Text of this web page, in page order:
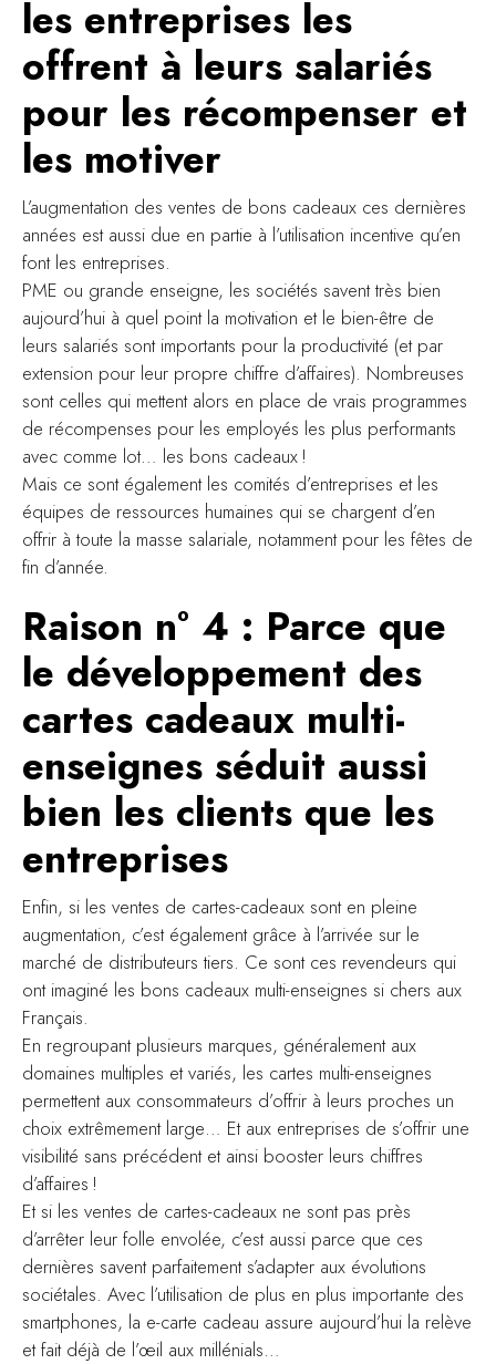
les entreprises les
offrent à leurs salariés
pour les récompenser et
les motiver
L’augmentation des ventes de bons cadeaux ces dernières
années est aussi due en partie à l’utilisation incentive qu’en
font les entreprises.
PME ou grande enseigne, les sociétés savent très bien
aujourd’hui à quel point la motivation et le bien-être de
leurs salariés sont importants pour la productivité (et par
extension pour leur propre chiffre d’affaires). Nombreuses
sont celles qui mettent alors en place de vrais programmes
de récompenses pour les employés les plus performants
avec comme lot… les bons cadeaux !
Mais ce sont également les comités d’entreprises et les
équipes de ressources humaines qui se chargent d’en
offrir à toute la masse salariale, notamment pour les fêtes de
fin d’année.
Raison n° 4 : Parce que
le développement des
cartes cadeaux multi-
enseignes séduit aussi
bien les clients que les
entreprises
Enfin, si les ventes de cartes-cadeaux sont en pleine
augmentation, c’est également grâce à l’arrivée sur le
marché de distributeurs tiers. Ce sont ces revendeurs qui
ont imaginé les bons cadeaux multi-enseignes si chers aux
Français.
En regroupant plusieurs marques, généralement aux
domaines multiples et variés, les cartes multi-enseignes
permettent aux consommateurs d’offrir à leurs proches un
choix extrêmement large… Et aux entreprises de s’offrir une
visibilité sans précédent et ainsi booster leurs chiffres
d’affaires !
Et si les ventes de cartes-cadeaux ne sont pas près
d’arrêter leur folle envolée, c’est aussi parce que ces
dernières savent parfaitement s’adapter aux évolutions
sociétales. Avec l’utilisation de plus en plus importante des
smartphones, la e-carte cadeau assure aujourd’hui la relève
et fait déjà de l’œil aux millénials…